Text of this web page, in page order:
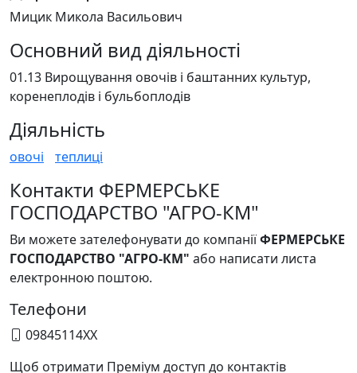
Мицик Микола Васильович
Основний вид діяльності
01.13 Вирощування овочів і баштанних культур,
коренеплодів і бульбоплодів
Діяльність
овочі теплиці
Контакти ФЕРМЕРСЬКЕ
ГОСПОДАРСТВО "АГРО-КМ"
Ви можете зателефонувати до компаніїФЕРМЕРСЬКЕ
ГОСПОДАРСТВО "АГРО-КМ" або написати листа
електронною поштою.
Телефони
09845114XX
Щоб отримати Преміум доступ до контактів